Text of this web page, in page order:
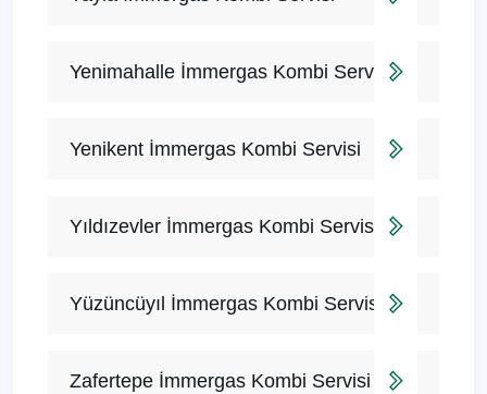
Yenimahalle İmmergas Kombi Servisi
Yenikent İmmergas Kombi Servisi
Yıldızevler İmmergas Kombi Servisi
Yüzüncüyıl İmmergas Kombi Servisi
Zafertepe İmmergas Kombi Servisi